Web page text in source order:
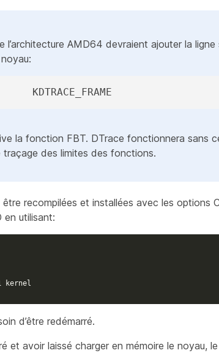
l’architecture AMD64 devraient ajouter la
KDTRACE_FRAME
la fonction FBT. DTrace fonctionnera sans
traçage des limites des fonctions.
recompilées et installées avec les options
en utilisant:
kernel
d’être redémarré.
et avoir laissé charger en mémoire le noyau,